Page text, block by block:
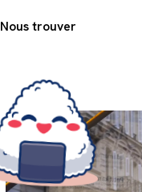
Nous trouver